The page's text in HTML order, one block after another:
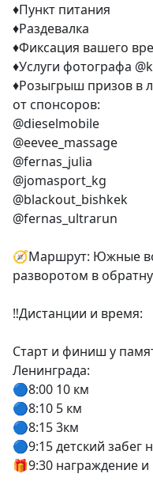
♦️Пункт питания
♦️Раздевалка
♦️Фиксация вашего
♦️Услуги фотографа
♦️Розыгрыш призов в
от спонсоров:
@dieselmobile
@eevee_massage
@fernas_julia
@jomasport_kg
@blackout_bishkek
@fernas_ultrarun
🧭Маршрут: Южные
разворотом в
‼️Дистанции и время:
Старт и финиш у
Ленинграда:
🔵8:00 10 км
🔵8:10 5 км
🔵8:15 3км
🔵9:15 детский забег
🎁9:30 награждение